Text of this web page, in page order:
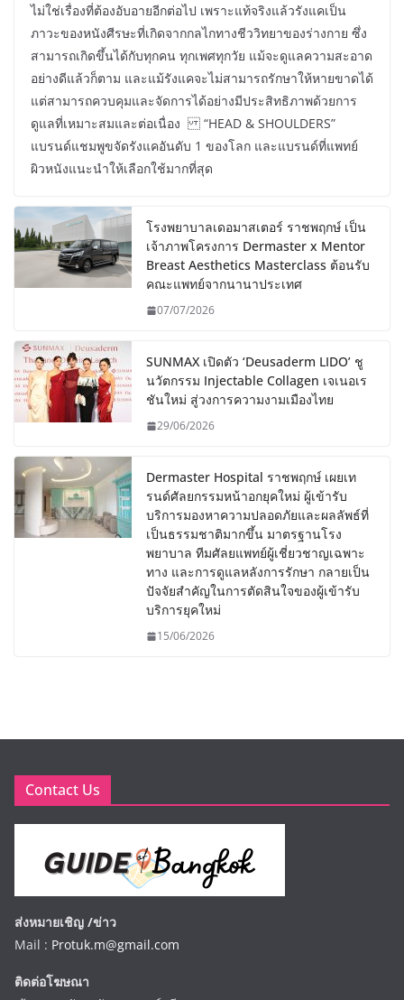
ไม่ใช่เรื่องที่ต้องอับอายอีกต่อไป เพราะแท้จริงแล้วรังแคเป็น
ภาวะของหนังศีรษะที่เกิดจากกลไกทางชีววิทยาของร่างกาย ซึ่ง
สามารถเกิดขึ้นได้กับทุกคน ทุกเพศทุกวัย แม้จะดูแลความสะอาด
อย่างดีแล้วก็ตาม และแม้รังแคจะไม่สามารถรักษาให้หายขาดได้
แต่สามารถควบคุมและจัดการได้อย่างมีประสิทธิภาพด้วยการ
ดูแลที่เหมาะสมและต่อเนื่อง “HEAD & SHOULDERS”
แบรนด์แชมพูขจัดรังแคอันดับ 1 ของโลก และแบรนด์ที่แพทย์
ผิวหนังแนะนำให้เลือกใช้มากที่สุด
โรงพยาบาลเดอมาสเตอร์ ราชพฤกษ์ เป็น
เจ้าภาพโครงการ Dermaster x Mentor
Breast Aesthetics Masterclass ต้อนรับ
คณะแพทย์จากนานาประเทศ
07/07/2026
SUNMAX เปิดตัว ‘Deusaderm LIDO’ ชู
นวัตกรรม Injectable Collagen เจเนอเร
ชันใหม่ สู่วงการความงามเมืองไทย
29/06/2026
Dermaster Hospital ราชพฤกษ์ เผยเท
รนด์ศัลยกรรมหน้าอกยุคใหม่ ผู้เข้ารับ
บริการมองหาความปลอดภัยและผลลัพธ์ที่
เป็นธรรมชาติมากขึ้น มาตรฐานโรง
พยาบาล ทีมศัลยแพทย์ผู้เชี่ยวชาญเฉพาะ
ทาง และการดูแลหลังการรักษา กลายเป็น
ปัจจัยสำคัญในการตัดสินใจของผู้เข้ารับ
บริการยุคใหม่
15/06/2026
Contact Us
ส่งหมายเชิญ /ข่าว
Mail : Protuk.m@gmail.com
ติดต่อโฆษณา